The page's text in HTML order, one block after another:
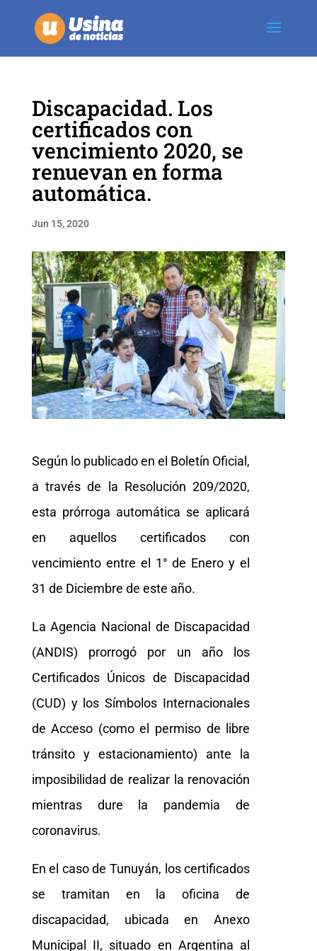
Discapacidad. Los
certificados con
vencimiento 2020, se
renuevan en forma
automática.
Jun 15, 2020
Según lo publicado en el Boletín Oficial,
a través de la Resolución 209/2020,
esta prórroga automática se aplicará
en aquellos certificados con
vencimiento entre el 1° de Enero y el
31 de Diciembre de este año.
La Agencia Nacional de Discapacidad
(ANDIS) prorrogó por un año los
Certificados Únicos de Discapacidad
(CUD) y los Símbolos Internacionales
de Acceso (como el permiso de libre
tránsito y estacionamiento) ante la
imposibilidad de realizar la renovación
mientras dure la pandemia de
coronavirus.
En el caso de Tunuyán, los certificados
se tramitan en la oficina de
discapacidad, ubicada en Anexo
Municipal II, situado en Argentina al